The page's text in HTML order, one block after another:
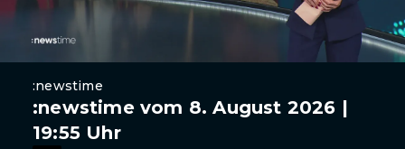
:newstime
:newstime vom 8. August 2026 |
19:55 Uhr